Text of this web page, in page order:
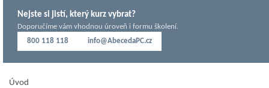
Nejste si jistí, který kurz vybrat?
Doporučíme vám vhodnou úroveň i formu školení.
800 118 118
info@AbecedaPC.cz
Úvod